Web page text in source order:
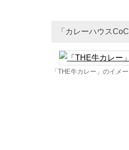
「カレーハウス
「THE牛カレー」のイメ